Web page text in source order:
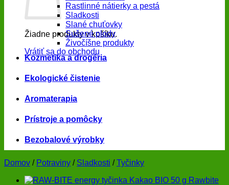
Žiadne produkty v košíku.
Vrátiť sa do obchodu
Rastlinné nátierky a pestá
Sladkosti
Slané chuťovky
Sušené plody
Živočíšne produkty
Kozmetika a drogéria
Ekologické čistenie
Aromaterapia
Prístroje a pomôcky
Bezobalové výrobky
Domov / Potraviny / Sladkosti / Tyčinky